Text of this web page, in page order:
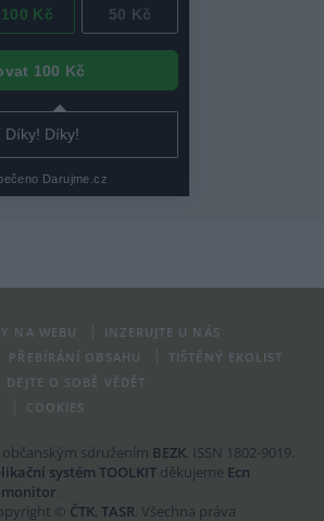
NA WEBU
INZERUJTE U NÁS
PŘEBÍRÁNÍ OBSAHU
TIŠTĚNÝ EKOLIST
DEJTE O SOBĚ VĚDĚT
COOKIES
sdružením BEZK. ISSN 1802-9019.
systém TOOLKIT děkujeme Ecn
.
© ČTK, TASR. Všechna práva